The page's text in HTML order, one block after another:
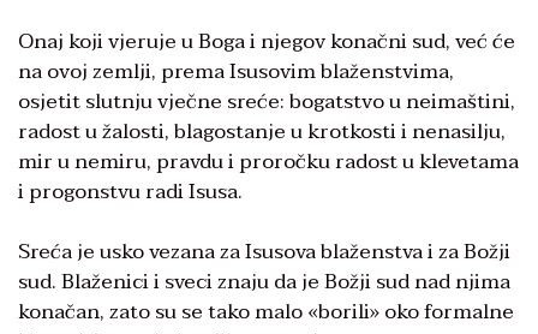
Onaj koji vjeruje u Boga i njegov konačni sud, već će
na ovoj zemlji, prema Isusovim blaženstvima,
osjetit slutnju vječne sreće: bogatstvo u neimaštini,
radost u žalosti, blagostanje u krotkosti i nenasilju,
mir u nemiru, pravdu i proročku radost u klevetama
i progonstvu radi Isusa.
Sreća je usko vezana za Isusova blaženstva i za Božji
sud. Blaženici i sveci znaju da je Božji sud nad njima
konačan, zato su se tako malo «borili» oko formalne